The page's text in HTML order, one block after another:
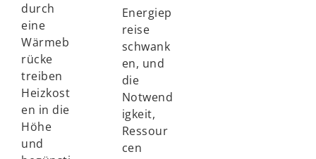
durch
eine
Wärmeb
rücke
treiben
Heizkost
en in die
Höhe
und
Energiep
reise
schwank
en, und
die
Notwend
igkeit,
Ressour
cen